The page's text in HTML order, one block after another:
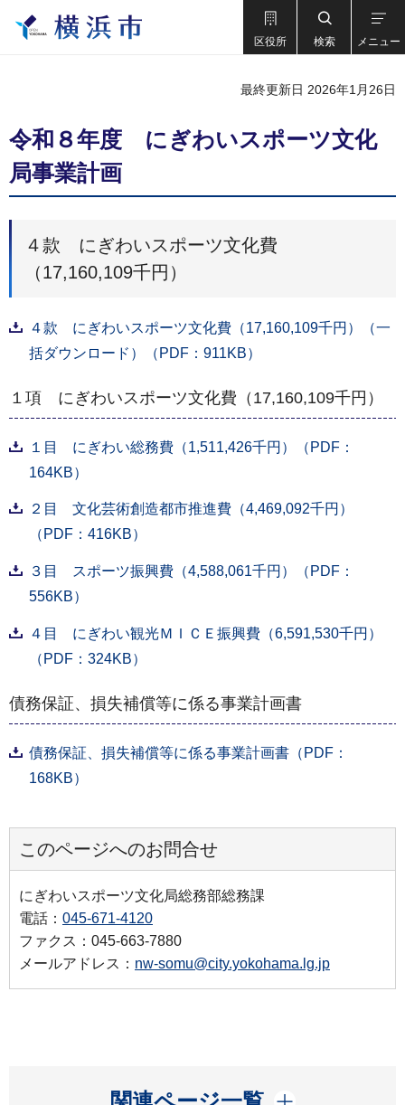
区役所 検索 メニュー
最終更新日 2026年1月26日
令和８年度 にぎわいスポーツ文化
局事業計画
４款 にぎわいスポーツ文化費
（17,160,109千円）
４款 にぎわいスポーツ文化費（17,160,109千円）（一
括ダウンロード）（PDF：911KB）
１項 にぎわいスポーツ文化費（17,160,109千円）
１目 にぎわい総務費（1,511,426千円）（PDF：
164KB）
２目 文化芸術創造都市推進費（4,469,092千円）
（PDF：416KB）
３目 スポーツ振興費（4,588,061千円）（PDF：
556KB）
４目 にぎわい観光ＭＩＣＥ振興費（6,591,530千円）
（PDF：324KB）
債務保証、損失補償等に係る事業計画書
債務保証、損失補償等に係る事業計画書（PDF：
168KB）
このページへのお問合せ
にぎわいスポーツ文化局総務部総務課
電話： 045-671-4120
ファクス：045-663-7880
メールアドレス： nw-somu@city.yokohama.lg.jp
開く